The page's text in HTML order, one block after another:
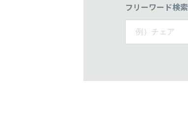
フリーワード検索